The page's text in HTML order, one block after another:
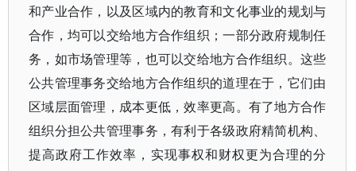
和产业合作，以及区域内的教育和文化事业的规划与
合作，均可以交给地方合作组织；一部分政府规制任
务，如市场管理等，也可以交给地方合作组织。这些
公共管理事务交给地方合作组织的道理在于，它们由
区域层面管理，成本更低，效率更高。有了地方合作
组织分担公共管理事务，有利于各级政府精简机构、
提高政府工作效率，实现事权和财权更为合理的分